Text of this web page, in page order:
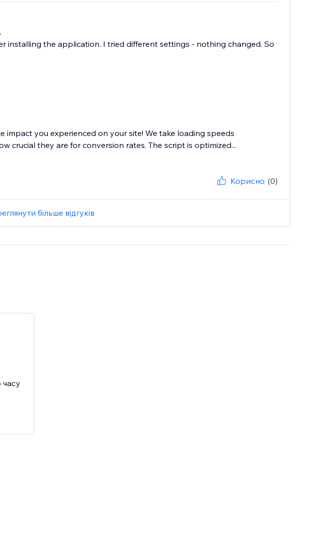
installing the application. I tried different settings - nothing changed. So
impact you experienced on your site! We take loading speeds
crucial they are for conversion rates. The script is optimized...
Корисно (0)
більше відгуків
часу